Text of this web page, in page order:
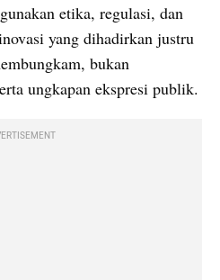
etika, regulasi, dan
yang dihadirkan justru
bukan
ungkapan ekspresi publik.